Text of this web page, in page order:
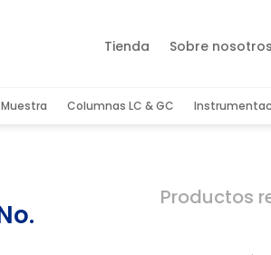
Tienda Sobre nosotros
Columnas LC & GC
Productos